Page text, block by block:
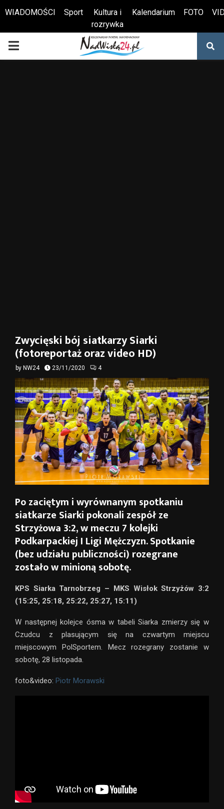
Otwórz pasek narzędzi
WIADOMOŚCI Sport
Kultura i
rozrywka
Kalendarium FOTO
PRIMARY
Zwycięski bój siatkarzy Siarki
(fotoreportaż oraz video HD)
by NW24 23/11/2020 4
Po zaciętym i wyrównanym spotkaniu
siatkarze Siarki pokonali zespół ze
Strzyżowa 3:2, w meczu 7 kolejki
Podkarpackiej I Ligi Mężczyzn. Spotkanie
(bez udziału publiczności) rozegrane
zostało w minioną sobotę.
KPS Siarka Tarnobrzeg – MKS Wisłok Strzyżów 3:2
(15:25, 25:18, 25:22, 25:27, 15:11)
W następnej kolejce ósma w tabeli Siarka zmierzy się w
Czudcu z plasującym się na czwartym miejscu
miejscowym PolSportem. Mecz rozegrany zostanie w
sobotę, 28 listopada.
foto&video: Piotr Morawski